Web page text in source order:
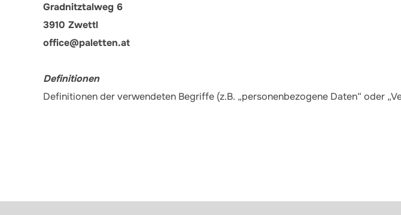
Gradnitztalweg 6
3910 Zwettl
office@paletten.at
Definitionen
Definitionen der verwendeten Begriffe (z.B. „personenbezogene Daten“ oder